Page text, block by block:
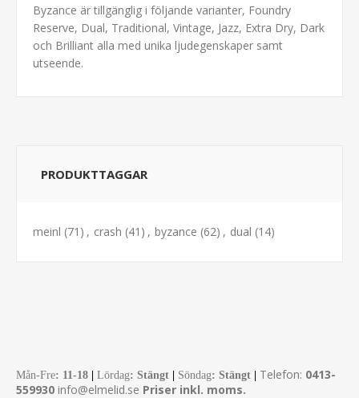
Byzance är tillgänglig i följande varianter, Foundry
Reserve, Dual, Traditional, Vintage, Jazz, Extra Dry, Dark
och Brilliant alla med unika ljudegenskaper samt
utseende.
PRODUKTTAGGAR
meinl (71) , crash (41) , byzance (62) , dual (14)
Mån-Fre: 11-18 Lördag: Stängt Söndag: Stängt Telefon: 0413-
559930 info@elmelid.se Priser inkl. moms.